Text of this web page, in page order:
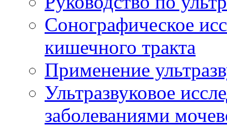
Сонографическое
кишечного тракта
Применение
Ультразвуковое
заболеваниями